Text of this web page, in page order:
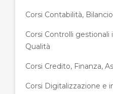
Corsi Contabilità,
Corsi Controlli
Qualità
Corsi Credito, Finanza,
Corsi Digitalizzazione e